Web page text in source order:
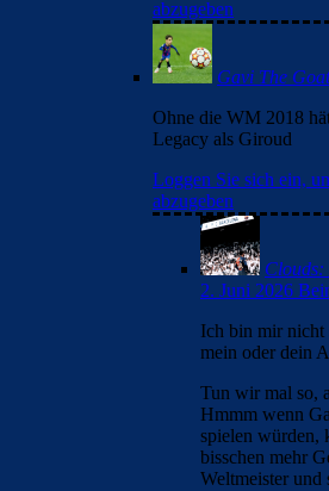
abzugeben
Gavi The Goat
Ohne die WM 2018
Legacy als Giroud
Loggen Sie sich ein,
abzugeben
Clouds:
2. Juni 2026
Ich bin mir nicht
mein oder dein
Tun wir mal so,
Hmmm wenn
spielen würden,
bisschen mehr
Weltmeister und